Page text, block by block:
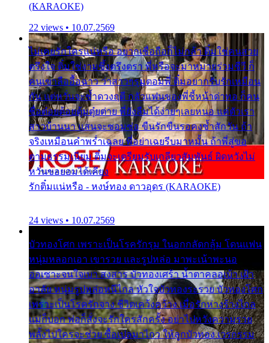
(KARAOKE)
22 views • 10.07.2569
ไม่เคยรักใครแน่หรือ อยากเชื่อถือก็ไม่กล้า ติ๋มใช่คนสวย
ตรึงใจ ติ๋มใช่งามซึ้งตรึงตรา พี่หรือจะมาหมายร่วมชีวี ก็
คนเขาลืออื้อฉาว ว่าสาวๆรุมตอมพี่ ติ๋มอยากรับรักเหมือน
กัน แต่หวั่นจะช้ำดวงฤดี กลัวแฟนของพี่ชี้หน้าด่าทอ ก็คน
ชื่อต๋อยต้อยตุ้มตุ๋ยต่าย พี่ยังลืมได้ง่ายๆเลยหนอ แค่ตัวเรา
สาวบ้านนา แสนจะซอมซ่อ ขืนรักขืนรอคงช้ำสักวัน ถ้า
จริงเหมือนคำพร่ำเฉลย พี่อย่าเฉยรีบมาหมั้น ถ้าพี่สู่ขอ
ตามธรรมเนียม ติ๋มจะเตรียมรับเกลียวสัมพันธ์ ผิดหวังไม่
หวั่นขอยอมได้เคียง
รักติ๋มแน่หรือ - หงษ์ทอง ดาวอุดร (KARAOKE)
24 views • 10.07.2569
บัวทองโศก เพราะเป็นโรครักรุม ในอกกลัดกลุ้ม โดนแฟน
หนุ่มหลอกเอา เขารวย และรูปหล่อ มาพะเน้าพะนอ
ออเซาะจนใจเบา สงสาร บัวทองเศร้า น้ำตาคลอเบ้า เฝ้า
อาลัย หนุ่มรูปหล่อหนีไกล หัวใจบัวทองระรวย บัวทองโศก
เพราะเป็นโรครักจาง ชีวิตเคว้งคว้าง เมื่อรักห่างร้างไกล
แม่ก็บอก พ่อก็สั่งจะรักใครสักครั้ง อย่าไปหวังความรวย
พลั้งไปใครจะช่วย ซื้อเปลมาไกว ให้ลูกบัวทอง เวรกรรม